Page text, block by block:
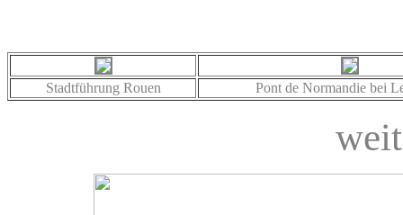
Stadtführung Rouen Pont de Normandie bei